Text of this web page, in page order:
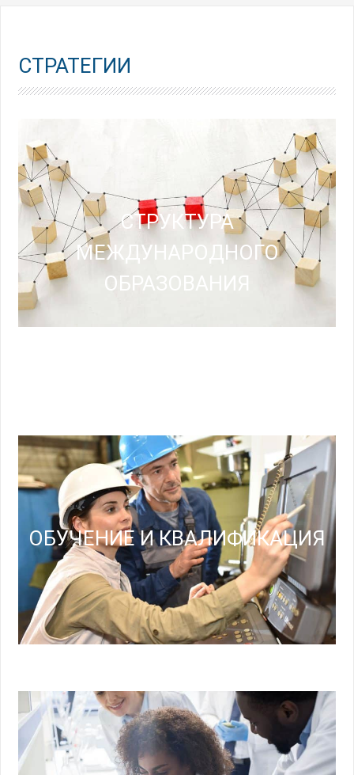
СТРАТЕГИИ
СТРУКТУРА
МЕЖДУНАРОДНОГО
ОБРАЗОВАНИЯ
ОБУЧЕНИЕ И КВАЛИФИКАЦИЯ